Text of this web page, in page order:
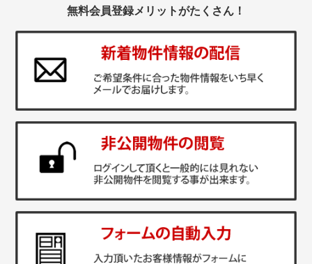
無料会員登録メリットがたくさん！